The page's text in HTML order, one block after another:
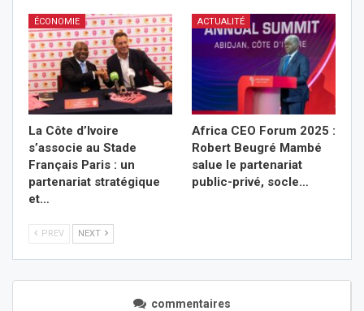
ÉCONOMIE
La Côte d’Ivoire
s’associe au Stade
Français Paris : un
partenariat stratégique
et…
ACTUALITÉ
Africa CEO Forum 2025 :
Robert Beugré Mambé
salue le partenariat
public-privé, socle…
PREV NEXT
commentaires